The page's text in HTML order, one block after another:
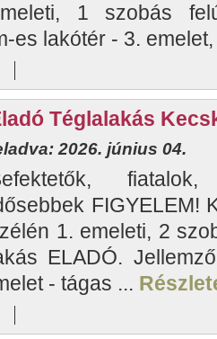
1 szobás
es lakótér - 3.
Téglalakás
2026. június 04.
FIGYELEM!
1. emeleti, 2
ELADÓ.
- tágas ...